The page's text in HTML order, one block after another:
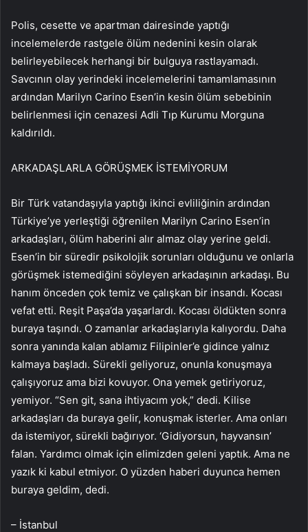
Polis, cesette ve apartman dairesinde yaptığı
incelemelerde rastgele ölüm nedenini kesin olarak
belirleyebilecek herhangi bir bulguya rastlayamadı.
Savcının olay yerindeki incelemelerini tamamlamasının
ardından Marilyn Carino Esen’in kesin ölüm sebebinin
belirlenmesi için cenazesi Adli Tıp Kurumu Morguna
kaldırıldı.
ARKADAŞLARLA GÖRÜŞMEK İSTEMİYORUM
Bir Türk vatandaşıyla yaptığı ikinci evliliğinin ardından
Türkiye’ye yerleştiği öğrenilen Marilyn Carino Esen’in
arkadaşları, ölüm haberini alır almaz olay yerine geldi.
Esen’in bir süredir psikolojik sorunları olduğunu ve onlarla
görüşmek istemediğini söyleyen arkadaşının arkadaşı. Bu
hanım önceden çok temiz ve çalışkan bir insandı. Kocası
vefat etti. Reşit Paşa’da yaşarlardı. Kocası öldükten sonra
buraya taşındı. O zamanlar arkadaşlarıyla kalıyordu. Daha
sonra yanında kalan ablamız Filipinler’e gidince yalnız
kalmaya başladı. Sürekli geliyoruz, onunla konuşmaya
çalışıyoruz ama bizi kovuyor. Ona yemek getiriyoruz,
yemiyor. “Sen git, sana ihtiyacım yok,” dedi. Kilise
arkadaşları da buraya gelir, konuşmak isterler. Ama onları
da istemiyor, sürekli bağırıyor. ‘Gidiyorsun, hayvansın’
falan. Yardımcı olmak için elimizden geleni yaptık. Ama ne
yazık ki kabul etmiyor. O yüzden haberi duyunca hemen
buraya geldim, dedi.
– İstanbul